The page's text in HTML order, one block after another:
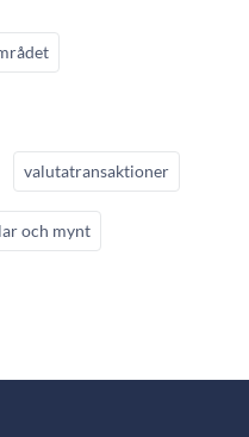
valutatransaktioner
och mynt